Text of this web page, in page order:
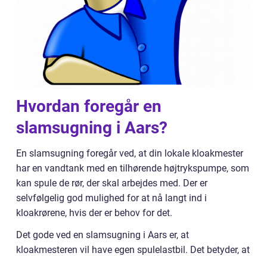
Hvordan foregår en
slamsugning i Aars?
En slamsugning foregår ved, at din lokale kloakmester
har en vandtank med en tilhørende højtrykspumpe, som
kan spule de rør, der skal arbejdes med. Der er
selvfølgelig god mulighed for at nå langt ind i
kloakrørene, hvis der er behov for det.
Det gode ved en slamsugning i Aars er, at
kloakmesteren vil have egen spulelastbil. Det betyder, at